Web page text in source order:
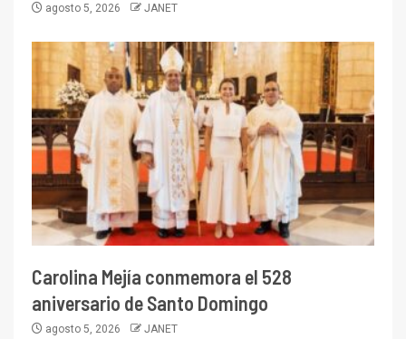
agosto 5, 2026 JANET
Carolina Mejía conmemora el 528
aniversario de Santo Domingo
agosto 5, 2026 JANET